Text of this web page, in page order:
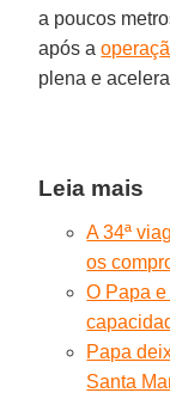
a poucos
após a
plena e
Leia mais
A 34ª
os
O Papa
Papa
Santa